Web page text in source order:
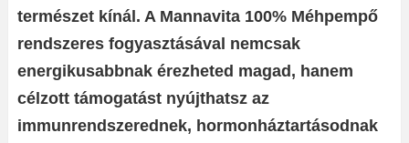
természet kínál. A Mannavita 100% Méhpempő
rendszeres fogyasztásával nemcsak
energikusabbnak érezheted magad, hanem
célzott támogatást nyújthatsz az
immunrendszerednek, hormonháztartásodnak